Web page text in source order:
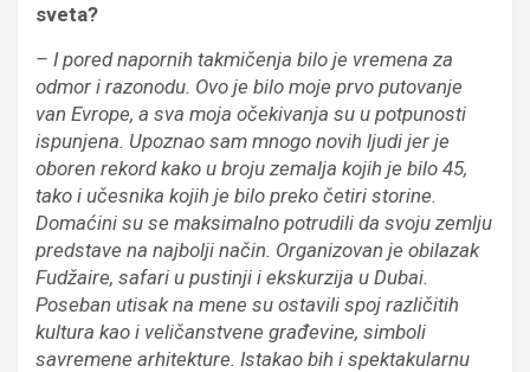
sveta?
– I pored napornih takmičenja bilo je vremena za
odmor i razonodu. Ovo je bilo moje prvo putovanje
van Evrope, a sva moja očekivanja su u potpunosti
ispunjena. Upoznao sam mnogo novih ljudi jer je
oboren rekord kako u broju zemalja kojih je bilo 45,
tako i učesnika kojih je bilo preko četiri storine.
Domaćini su se maksimalno potrudili da svoju zemlju
predstave na najbolji način. Organizovan je obilazak
Fudžaire, safari u pustinji i ekskurzija u Dubai.
Poseban utisak na mene su ostavili spoj različitih
kultura kao i veličanstvene građevine, simboli
savremene arhitekture. Istakao bih i spektakularnu